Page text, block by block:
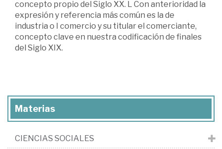
concepto propio del Siglo XX. L Con anterioridad la
expresión y referencia más común es la de
industria o I comercio y su titular el comerciante,
concepto clave en nuestra codificación de finales
del Siglo XIX.
Materias
CIENCIAS SOCIALES